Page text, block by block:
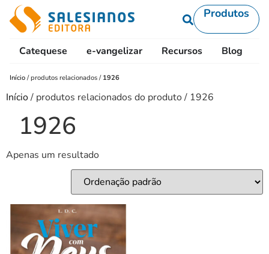
Produtos
Catequese e-vangelizar Recursos Blog
Início /produtos relacionados / 1926
Início/ produtos relacionados do produto / 1926
1926
Apenas um resultado